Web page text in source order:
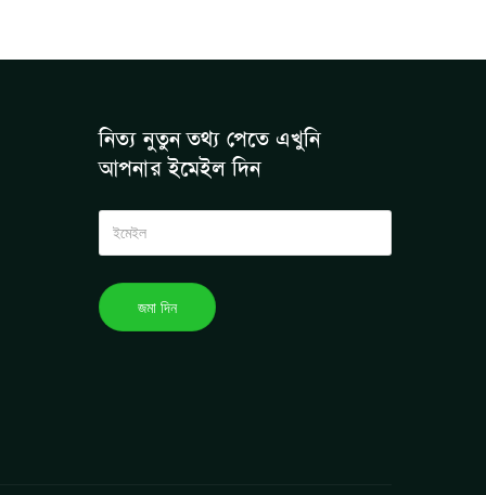
নিত্য নুতুন তথ্য পেতে এখুনি
আপনার ইমেইল দিন